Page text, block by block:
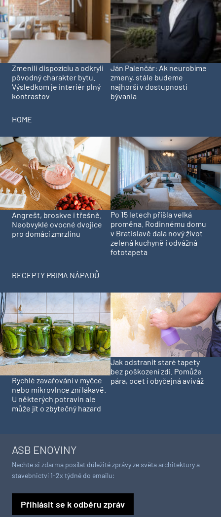
Zmenili dispozíciu a odkryli
pôvodný charakter bytu.
Výsledkom je interiér plný
kontrastov
Ján Palenčár: Ak neurobíme
zmeny, stále budeme
najhorší v dostupnosti
bývania
HOME
Angrešt, broskve i třešně.
Neobvyklé ovocné dvojice
pro domácí zmrzlinu
Po 15 letech přišla velká
proměna. Rodinnému domu
v Bratislavě dala nový život
zelená kuchyně i odvážná
fototapeta
RECEPTY PRIMA NÁPADŮ
Rychlé zavařování v myčce
nebo mikrovlnce zní lákavě.
U některých potravin ale
může jít o zbytečný hazard
Jak odstranit staré tapety
bez poškození zdi. Pomůže
pára, ocet i obyčejná aviváž
ASB ENOVINY
Nechte si zdarma posílat důležité zprávy ze světa architektury a
stavebnictví 1-2x týdně do emailu:
Přihlásit se k odběru zpráv